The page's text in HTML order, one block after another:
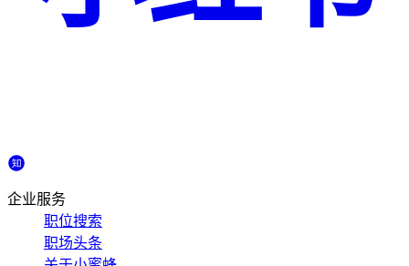
企业服务
职位搜索
职场头条